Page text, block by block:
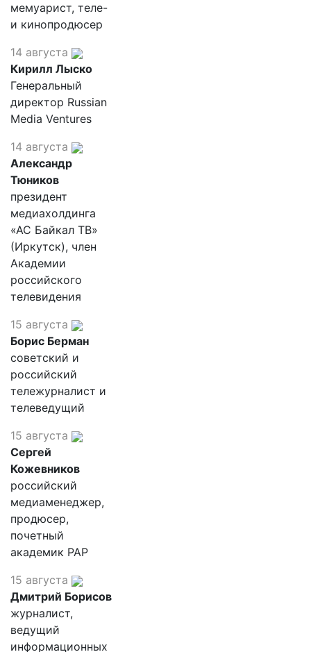
мемуарист, теле-
и кинопродюсер
14 августа
Кирилл Лыско
Генеральный
директор Russian
Media Ventures
14 августа
Александр
Тюников
президент
медиахолдинга
«АС Байкал ТВ»
(Иркутск), член
Академии
российского
телевидения
15 августа
Борис Берман
советский и
российский
тележурналист и
телеведущий
15 августа
Сергей
Кожевников
российский
медиаменеджер,
продюсер,
почетный
академик РАР
15 августа
Дмитрий Борисов
журналист,
ведущий
информационных